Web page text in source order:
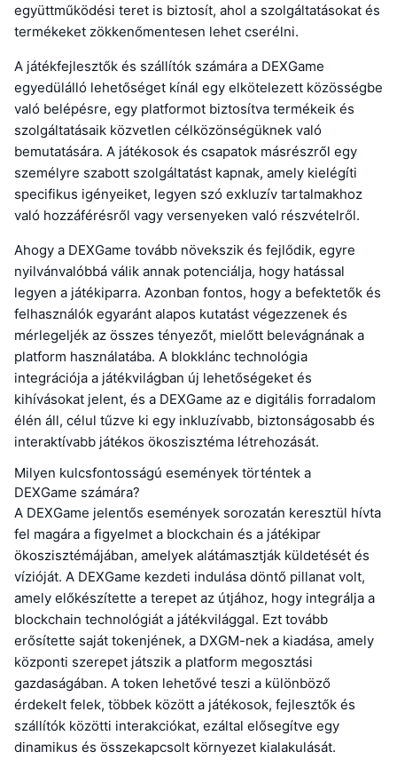
együttműködési teret is biztosít, ahol a szolgáltatásokat és
termékeket zökkenőmentesen lehet cserélni.
A játékfejlesztők és szállítók számára a DEXGame
egyedülálló lehetőséget kínál egy elkötelezett közösségbe
való belépésre, egy platformot biztosítva termékeik és
szolgáltatásaik közvetlen célközönségüknek való
bemutatására. A játékosok és csapatok másrészről egy
személyre szabott szolgáltatást kapnak, amely kielégíti
specifikus igényeiket, legyen szó exkluzív tartalmakhoz
való hozzáférésről vagy versenyeken való részvételről.
Ahogy a DEXGame tovább növekszik és fejlődik, egyre
nyilvánvalóbbá válik annak potenciálja, hogy hatással
legyen a játékiparra. Azonban fontos, hogy a befektetők és
felhasználók egyaránt alapos kutatást végezzenek és
mérlegeljék az összes tényezőt, mielőtt belevágnának a
platform használatába. A blokklánc technológia
integrációja a játékvilágban új lehetőségeket és
kihívásokat jelent, és a DEXGame az e digitális forradalom
élén áll, célul tűzve ki egy inkluzívabb, biztonságosabb és
interaktívabb játékos ökoszisztéma létrehozását.
Milyen kulcsfontosságú események történtek a
DEXGame számára?
A DEXGame jelentős események sorozatán keresztül hívta
fel magára a figyelmet a blockchain és a játékipar
ökoszisztémájában, amelyek alátámasztják küldetését és
vízióját. A DEXGame kezdeti indulása döntő pillanat volt,
amely előkészítette a terepet az útjához, hogy integrálja a
blockchain technológiát a játékvilággal. Ezt tovább
erősítette saját tokenjének, a DXGM-nek a kiadása, amely
központi szerepet játszik a platform megosztási
gazdaságában. A token lehetővé teszi a különböző
érdekelt felek, többek között a játékosok, fejlesztők és
szállítók közötti interakciókat, ezáltal elősegítve egy
dinamikus és összekapcsolt környezet kialakulását.